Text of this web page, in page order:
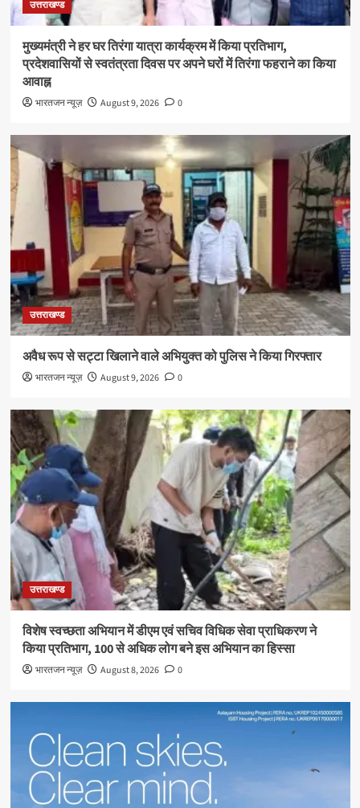
उत्तराखण्ड
मुख्यमंत्री ने हर घर तिरंगा यात्रा कार्यक्रम में किया प्रतिभाग,
प्रदेशवासियों से स्वतंत्रता दिवस पर अपने घरों में तिरंगा फहराने का किया
आवाह्न
भारतजन न्यूज़ August 9, 2026 0
उत्तराखण्ड
अवैध रूप से सट्टा खिलाने वाले अभियुक्त को पुलिस ने किया गिरफ्तार
भारतजन न्यूज़ August 9, 2026 0
उत्तराखण्ड
विशेष स्वच्छता अभियान में डीएम एवं सचिव विधिक सेवा प्राधिकरण ने
किया प्रतिभाग, 100 से अधिक लोग बने इस अभियान का हिस्सा
भारतजन न्यूज़ August 8, 2026 0